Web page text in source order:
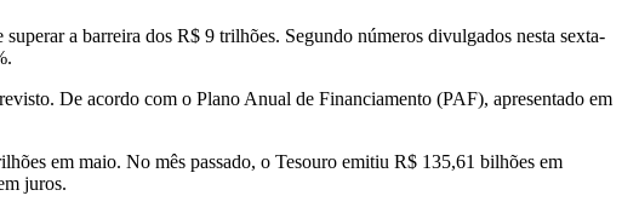
a barreira dos R$ 9 trilhões. Segundo números divulgados nesta sexta-
De acordo com o Plano Anual de Financiamento (PAF), apresentado em
em maio. No mês passado, o Tesouro emitiu R$ 135,61 bilhões em
juros.